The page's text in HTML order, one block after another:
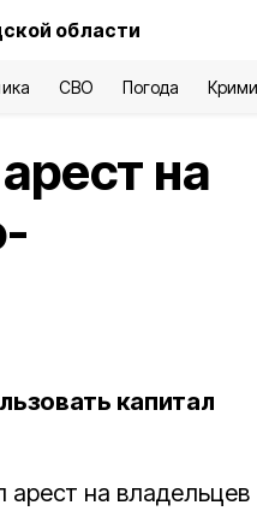
области
СВО Погода
на
капитал
на владельцев